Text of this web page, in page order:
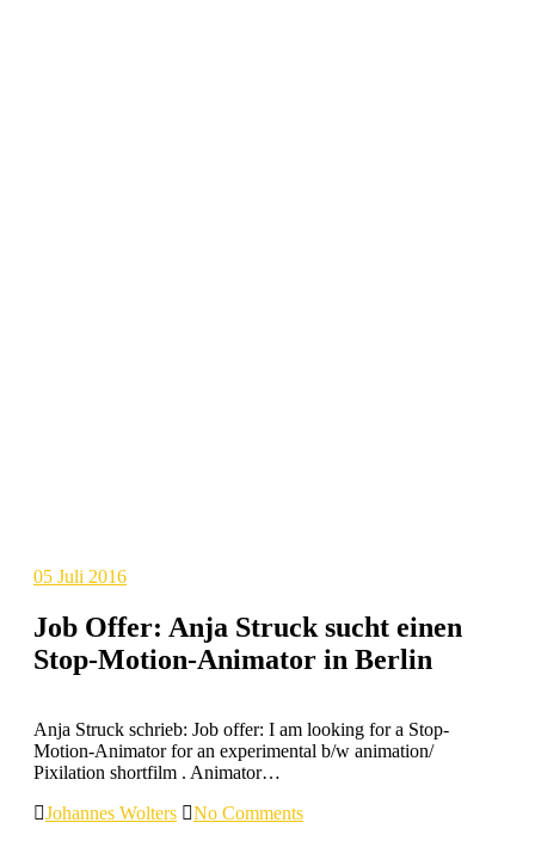
05 Juli 2016
Job Offer: Anja Struck sucht einen
Stop-Motion-Animator in Berlin
Anja Struck schrieb: Job offer: I am looking for a Stop-
Motion-Animator for an experimental b/w animation/
Pixilation shortfilm . Animator…
Johannes Wolters
No Comments